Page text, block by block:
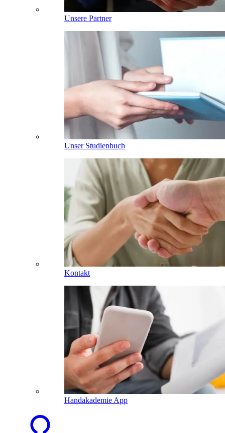
Unsere Partner
Unser Studienbuch
Kontakt
Handakademie App